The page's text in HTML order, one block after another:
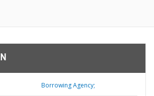
Borrowing Agency;